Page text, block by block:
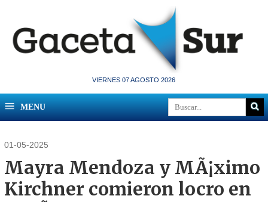
VIERNES 07 AGOSTO 2026
MENU
01-05-2025
Mayra Mendoza y MÃ¡ximo
Kirchner comieron locro en